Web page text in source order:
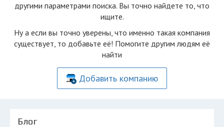
другими параметрами поиска. Вы точно найдете то, что
ищите.
Ну а если вы точно уверены, что именно такая компания
существует, то добавьте её! Помогите другим людям её
найти
Добавить компанию
Блог